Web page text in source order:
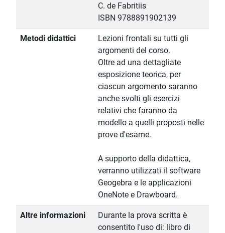
C. de Fabritiis
ISBN 9788891902139
Metodi didattici
Lezioni frontali su tutti gli
argomenti del corso.
Oltre ad una dettagliate
esposizione teorica, per
ciascun argomento saranno
anche svolti gli esercizi
relativi che faranno da
modello a quelli proposti nelle
prove d'esame.
A supporto della didattica,
verranno utilizzati il software
Geogebra e le applicazioni
OneNote e Drawboard.
Altre informazioni
Durante la prova scritta è
consentito l'uso di: libro di